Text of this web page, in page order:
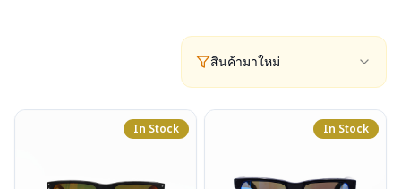
สินค้ามาใหม่
In Stock In Stock